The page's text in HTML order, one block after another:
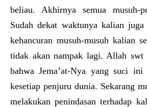
beliau. Akhirnya semua musuh-
Sudah dekat waktunya kalian juga
kehancuran musuh-musuh kalian
tidak akan nampak lagi. Allah swt
bahwa Jema’at-Nya yang suci ini
kesetiap penjuru dunia. Sekarang
melakukan penindasan terhadap